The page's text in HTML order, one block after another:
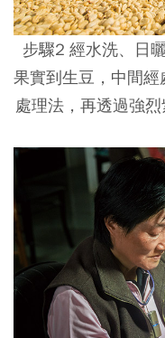
步驟2 經水洗、日
果實到生豆，中間
處理法，再透過強烈